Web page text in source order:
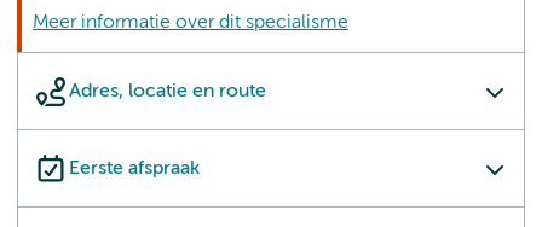
Adres, locatie en route
Eerste afspraak
Meer informatie over dit specialisme